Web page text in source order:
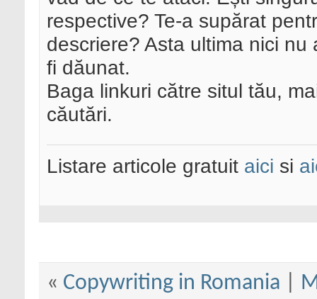
respective? Te-a supărat
descriere? Asta ultima nici
fi dăunat.
Baga linkuri către situl tău,
căutări.
Listare articole gratuit aici si
« Copywriting in Romania